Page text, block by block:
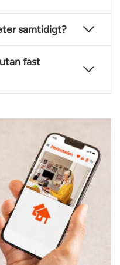
samtidigt?
fast